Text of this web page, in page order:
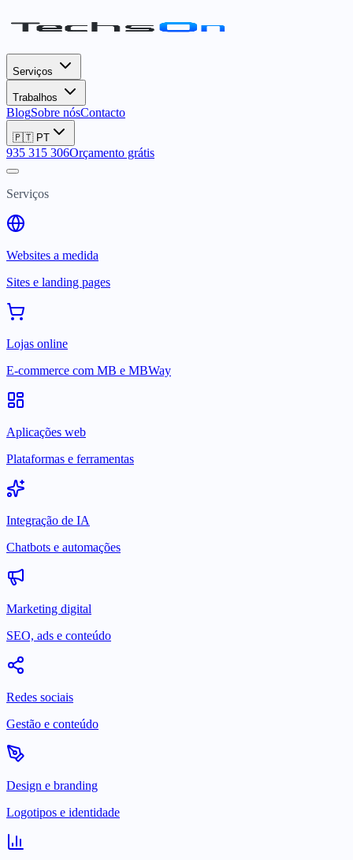
Serviços
Trabalhos
BlogSobre nósContacto
🇵🇹 PT
935 315 306Orçamento grátis
Serviços
Websites a medida
Sites e landing pages
Lojas online
E-commerce com MB e MBWay
Aplicações web
Plataformas e ferramentas
Integração de IA
Chatbots e automações
Marketing digital
SEO, ads e conteúdo
Redes sociais
Gestão e conteúdo
Design e branding
Logotipos e identidade